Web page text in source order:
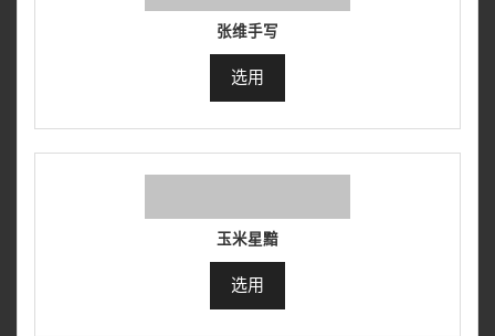
张维手写
选用
玉米星黯
选用